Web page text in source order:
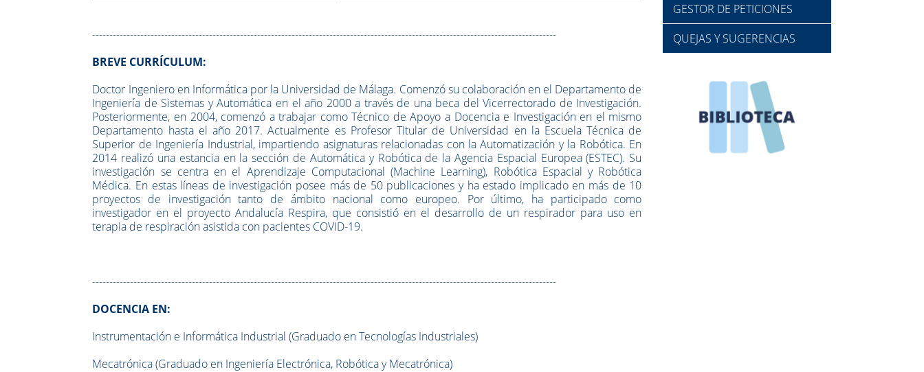
---------------------------------------------------------------------------------------------------------------------------------------
BREVE CURRÍCULUM:
Doctor Ingeniero en Informática por la Universidad de Málaga. Comenzó su colaboración en el Departamento de
Ingeniería de Sistemas y Automática en el año 2000 a través de una beca del Vicerrectorado de Investigación.
Posteriormente, en 2004, comenzó a trabajar como Técnico de Apoyo a Docencia e Investigación en el mismo
Departamento hasta el año 2017. Actualmente es Profesor Titular de Universidad en la Escuela Técnica de
Superior de Ingeniería Industrial, impartiendo asignaturas relacionadas con la Automatización y la Robótica. En
2014 realizó una estancia en la sección de Automática y Robótica de la Agencia Espacial Europea (ESTEC). Su
investigación se centra en el Aprendizaje Computacional (Machine Learning), Robótica Espacial y Robótica
Médica. En estas líneas de investigación posee más de 50 publicaciones y ha estado implicado en más de 10
proyectos de investigación tanto de ámbito nacional como europeo. Por último, ha participado como
investigador en el proyecto Andalucía Respira, que consistió en el desarrollo de un respirador para uso en
terapia de respiración asistida con pacientes COVID-19.
---------------------------------------------------------------------------------------------------------------------------------------
DOCENCIA EN:
Instrumentación e Informática Industrial (Graduado en Tecnologías Industriales)
Mecatrónica (Graduado en Ingeniería Electrónica, Robótica y Mecatrónica)
GESTOR DE PETICIONES
QUEJAS Y SUGERENCIAS